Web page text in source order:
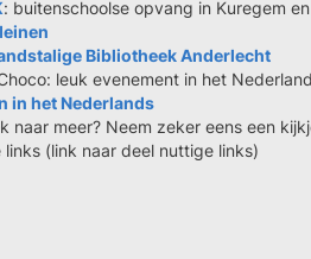
: buitenschoolse opvang in Kuregem
Bibliotheek Anderlecht
leuk evenement in het
in het Nederlands
naar meer? Neem zeker eens een
links (link naar deel nuttige links)